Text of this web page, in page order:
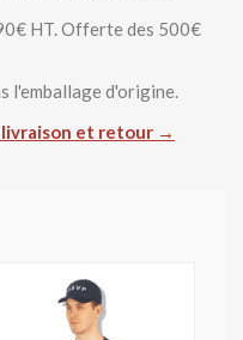
HT. Offerte des 500€
l'emballage d'origine.
et retour →